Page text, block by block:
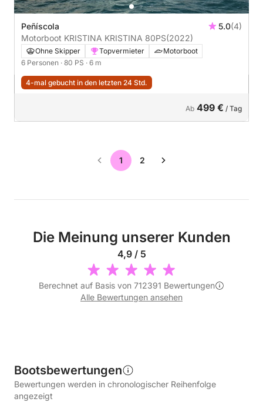
Peñíscola 5.0(4)
Motorboot KRISTINA KRISTINA 80PS(2022)
Ohne Skipper Topvermieter
Motorboot
6 Personen · 80 PS · 6 m
4-mal gebucht in den letzten 24 Std.
Ab 499 € / Tag
1 2
Die Meinung unserer Kunden
4,9 / 5
Berechnet auf Basis von 712391 Bewertungen
Alle Bewertungen ansehen
Bootsbewertungen
Bewertungen werden in chronologischer Reihenfolge
angezeigt